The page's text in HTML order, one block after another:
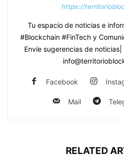
https://
Tu espacio de noticias e
#Blockchain #FinTech y
Envíe sugerencias de
Facebook
Mail
RELATED